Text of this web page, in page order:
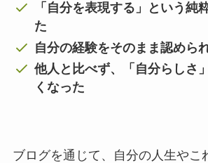
「自分を表現する」という純
た
自分の経験をそのまま認めら
他人と比べず、「自分らしさ
くなった
ブログを通じて、自分の人生やこ